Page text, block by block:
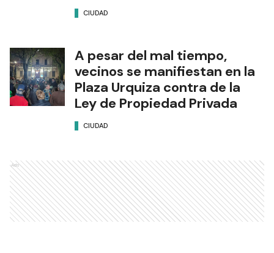
CIUDAD
A pesar del mal tiempo,
vecinos se manifiestan en la
Plaza Urquiza contra de la
Ley de Propiedad Privada
CIUDAD
Ads